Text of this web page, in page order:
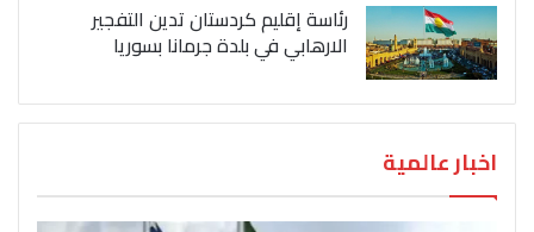
رئاسة إقليم كردستان تدين التفجير
الارهابي في بلدة جرمانا بسوريا
اخبار عالمية